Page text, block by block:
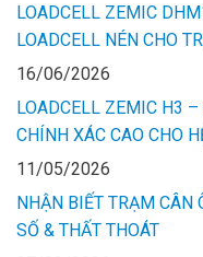
LOADCELL ZEMIC
LOADCELL NÉN CHO
16/06/2026
LOADCELL ZEMIC H3
CHÍNH XÁC CAO CHO
11/05/2026
NHẬN BIẾT TRẠM CÂN
SỐ & THẤT THOÁT